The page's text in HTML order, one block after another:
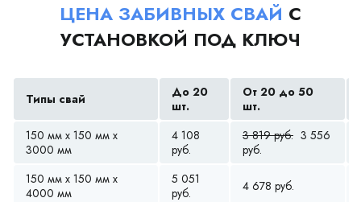
ЦЕНА ЗАБИВНЫХ СВАЙ С
УСТАНОВКОЙ ПОД КЛЮЧ
Типы свай
До 20
шт.
От 20 до 50
шт.
150 мм x 150 мм x
3000 мм
4 108
руб.
3 819 руб. 3 556
руб.
150 мм x 150 мм x
4000 мм
5 051
руб.
4 678 руб.